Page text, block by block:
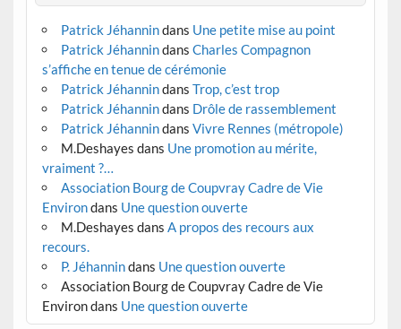
Patrick Jéhannindans Une petite mise au point
Patrick Jéhannindans Charles Compagnon
s’affiche en tenue de cérémonie
Patrick Jéhannindans Trop, c’est trop
Patrick Jéhannindans Drôle de rassemblement
Patrick Jéhannindans Vivre Rennes (métropole)
M.Deshayes dans Une promotion au mérite,
vraiment ?…
Association Bourg de Coupvray Cadre de Vie
Environdans Une question ouverte
M.Deshayes dans A propos des recours aux
recours.
P. Jéhannindans Une question ouverte
Association Bourg de Coupvray Cadre de Vie
Environdans Une question ouverte